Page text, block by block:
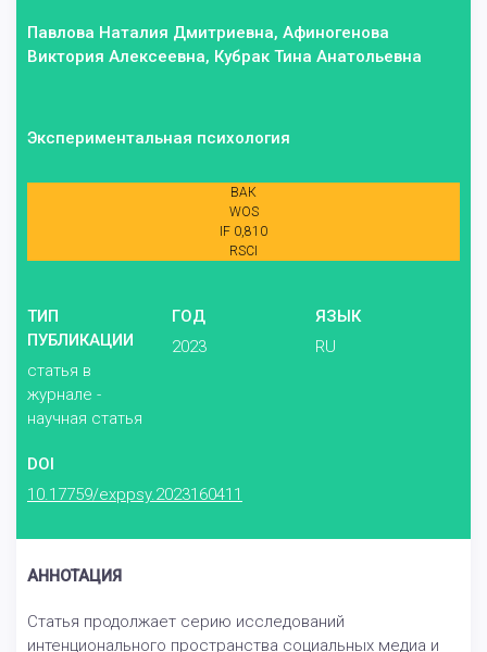
Павлова Наталия Дмитриевна, Афиногенова
Виктория Алексеевна, Кубрак Тина Анатольевна
Экспериментальная психология
ВАК
WOS
IF 0,810
RSCI
ТИП
ПУБЛИКАЦИИ
статья в
журнале -
научная статья
ГОД
2023
ЯЗЫК
RU
DOI
10.17759/exppsy.2023160411
АННОТАЦИЯ
Статья продолжает серию исследований
интенционального пространства социальных медиа и